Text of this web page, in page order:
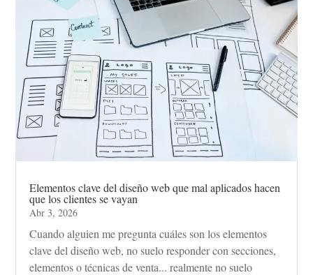
Elementos clave del diseño web que mal aplicados hacen
que los clientes se vayan
Abr 3, 2026
Cuando alguien me pregunta cuáles son los elementos
clave del diseño web, no suelo responder con secciones,
elementos o técnicas de venta... realmente no suelo